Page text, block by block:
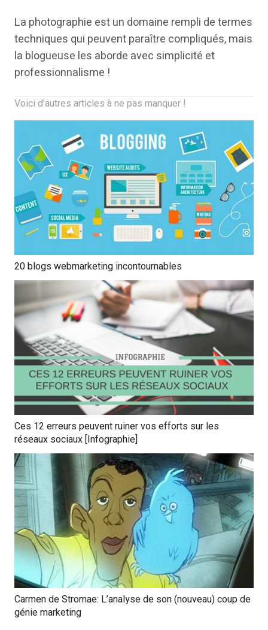
La photographie est un domaine rempli de termes
techniques qui peuvent paraître compliqués, mais
la blogueuse les aborde avec simplicité et
professionnalisme !
Voici d'autres articles à ne pas manquer !
20 blogs webmarketing incontournables
Ces 12 erreurs peuvent ruiner vos efforts sur les
réseaux sociaux [Infographie]
Carmen de Stromae: L’analyse de son (nouveau) coup de
génie marketing